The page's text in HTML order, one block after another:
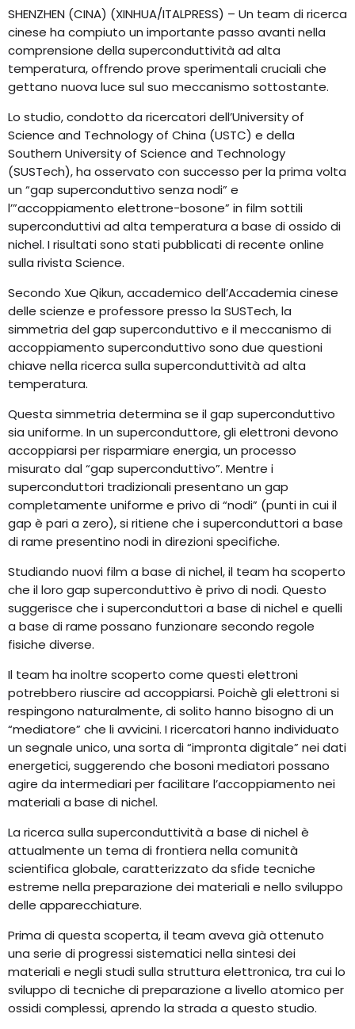
SHENZHEN (CINA) (XINHUA/ITALPRESS) – Un team di ricerca
cinese ha compiuto un importante passo avanti nella
comprensione della superconduttività ad alta
temperatura, offrendo prove sperimentali cruciali che
gettano nuova luce sul suo meccanismo sottostante.
Lo studio, condotto da ricercatori dell’University of
Science and Technology of China (USTC) e della
Southern University of Science and Technology
(SUSTech), ha osservato con successo per la prima volta
un “gap superconduttivo senza nodi” e
l’”accoppiamento elettrone-bosone” in film sottili
superconduttivi ad alta temperatura a base di ossido di
nichel. I risultati sono stati pubblicati di recente online
sulla rivista Science.
Secondo Xue Qikun, accademico dell’Accademia cinese
delle scienze e professore presso la SUSTech, la
simmetria del gap superconduttivo e il meccanismo di
accoppiamento superconduttivo sono due questioni
chiave nella ricerca sulla superconduttività ad alta
temperatura.
Questa simmetria determina se il gap superconduttivo
sia uniforme. In un superconduttore, gli elettroni devono
accoppiarsi per risparmiare energia, un processo
misurato dal “gap superconduttivo”. Mentre i
superconduttori tradizionali presentano un gap
completamente uniforme e privo di “nodi” (punti in cui il
gap è pari a zero), si ritiene che i superconduttori a base
di rame presentino nodi in direzioni specifiche.
Studiando nuovi film a base di nichel, il team ha scoperto
che il loro gap superconduttivo è privo di nodi. Questo
suggerisce che i superconduttori a base di nichel e quelli
a base di rame possano funzionare secondo regole
fisiche diverse.
Il team ha inoltre scoperto come questi elettroni
potrebbero riuscire ad accoppiarsi. Poichè gli elettroni si
respingono naturalmente, di solito hanno bisogno di un
“mediatore” che li avvicini. I ricercatori hanno individuato
un segnale unico, una sorta di “impronta digitale” nei dati
energetici, suggerendo che bosoni mediatori possano
agire da intermediari per facilitare l’accoppiamento nei
materiali a base di nichel.
La ricerca sulla superconduttività a base di nichel è
attualmente un tema di frontiera nella comunità
scientifica globale, caratterizzato da sfide tecniche
estreme nella preparazione dei materiali e nello sviluppo
delle apparecchiature.
Prima di questa scoperta, il team aveva già ottenuto
una serie di progressi sistematici nella sintesi dei
materiali e negli studi sulla struttura elettronica, tra cui lo
sviluppo di tecniche di preparazione a livello atomico per
ossidi complessi, aprendo la strada a questo studio.